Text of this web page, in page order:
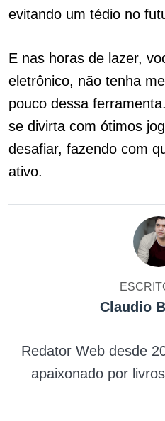
evitando um tédio no
E nas horas de lazer,
eletrônico, não tenha
pouco dessa
se divirta com ótimos
desafiar, fazendo com
ativo.
Claudio
Redator Web desde
apaixonado por